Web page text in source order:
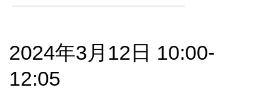
2024年3月12日 10:00-
12:05